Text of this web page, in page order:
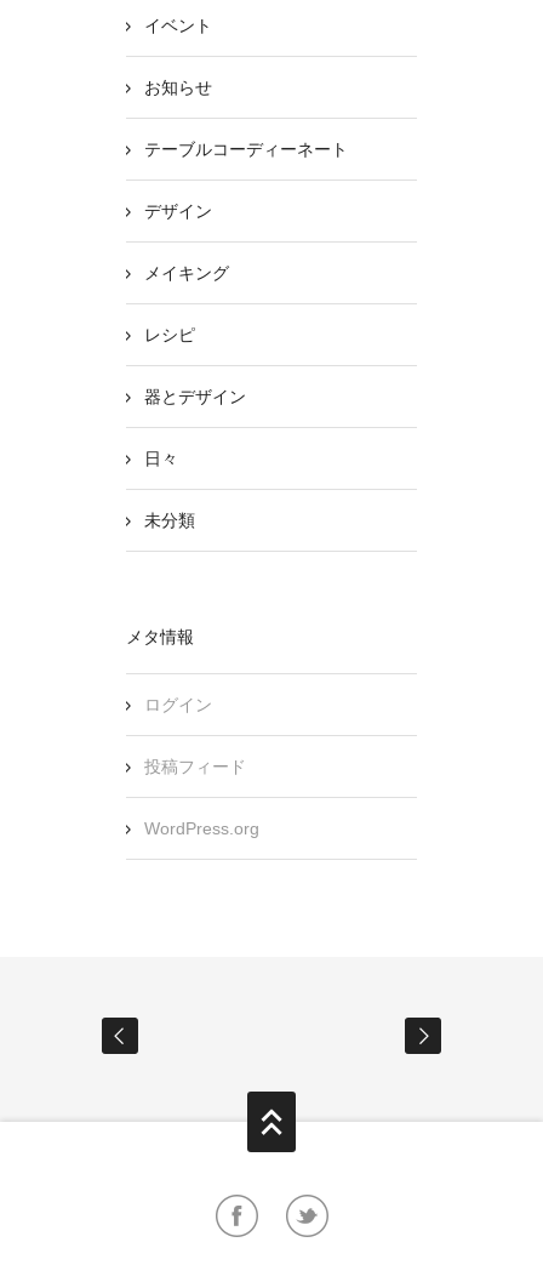
イベント
お知らせ
テーブルコーディーネート
デザイン
メイキング
レシピ
器とデザイン
日々
未分類
メタ情報
ログイン
投稿フィード
WordPress.org